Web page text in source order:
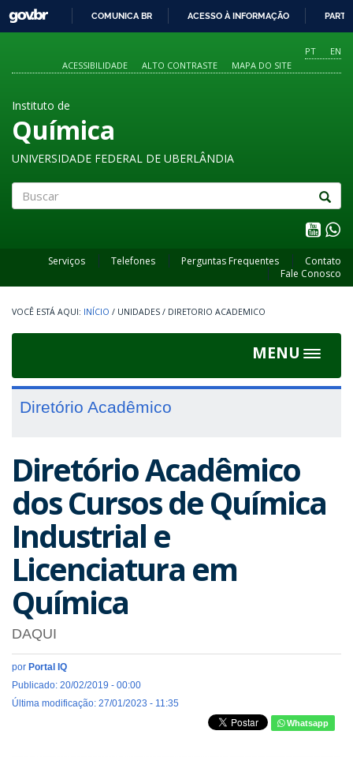
O
CONTEÚDO
GOVBR
COMUNICA BR ACESSO À INFORMAÇÃO
PT
EN
ACESSIBILIDADE
ALTO CONTRASTE MAPA DO SITE
Instituto de
Química
UNIVERSIDADE FEDERAL DE UBERLÂNDIA
Serviços Telefones Perguntas Frequentes
Contato
Fale Conosco
INÍCIO / UNIDADES / DIRETORIO ACADEMICO
MENU
Toggle
Diretório Acadêmico
Diretório Acadêmico
dos Cursos de Química
Industrial e
Licenciatura em
Química
DAQUI
por Portal IQ
Publicado: 20/02/2019 - 00:00
Última modificação: 27/01/2023 - 11:35
Whatsapp